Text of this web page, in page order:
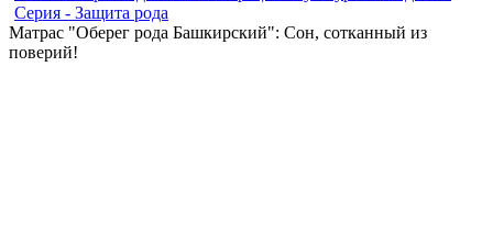
Серия - Защита рода
Матрас "Оберег рода Башкирский": Сон, сотканный из
поверий!